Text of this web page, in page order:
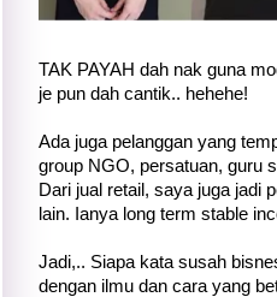
TAK PAYAH dah nak guna
je pun dah cantik.. hehehe!
Ada juga pelanggan yang
group NGO, persatuan, guru
Dari jual retail, saya juga jadi
lain. Ianya long term stable
Jadi,.. Siapa kata susah
dengan ilmu dan cara yang